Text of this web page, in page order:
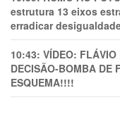
estrutura 13 eixos
erradicar
10:43: VÍDEO: FLÁVIO
DECISÃO-BOMBA DE
ESQUEMA!!!!